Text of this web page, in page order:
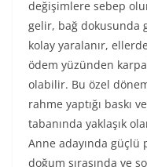
değişimlere sebep
gelir, bağ dokusunda
kolay yaralanır,
ödem yüzünden
olabilir. Bu özel
rahme yaptığı baskı
tabanında yaklaşık
Anne adayında güçlü
doğum sırasında ve